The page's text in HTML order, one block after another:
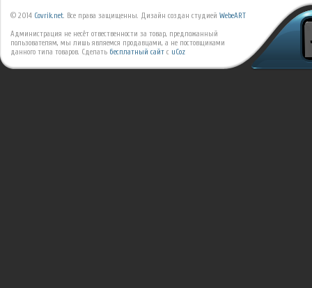
© 2014 Covrik.net. Все права защищенны. Дизайн создан студией WebeART
Администрация не несёт отвественности за товар, предложанный
пользователям, мы лишь являемся продавцами, а не постовщиками
данного типа товаров. Сделать бесплатный сайт с uCoz